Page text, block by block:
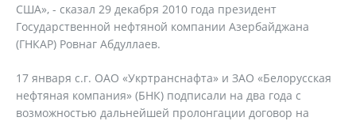
США», - сказал 29 декабря 2010 года президент
Государственной нефтяной компании Азербайджана
(ГНКАР) Ровнаг Абдуллаев.
17 января с.г. ОАО «Укртранснафта» и ЗАО «Белорусская
нефтяная компания» (БНК) подписали на два года с
возможностью дальнейшей пролонгации договор на